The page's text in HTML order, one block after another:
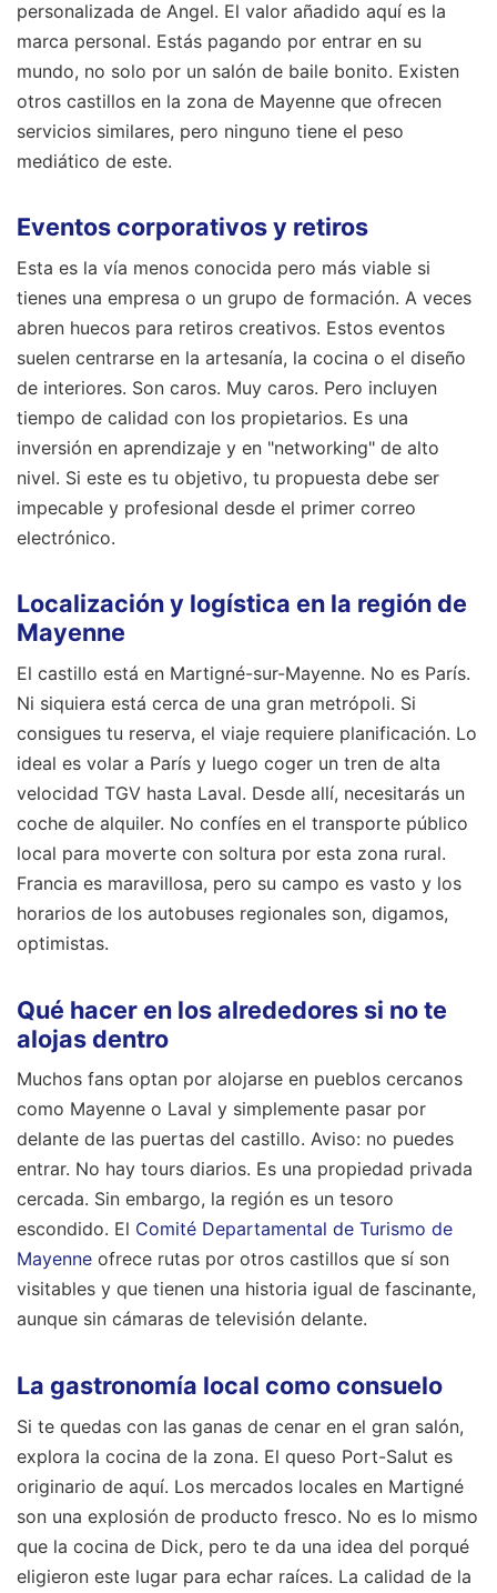
personalizada de Angel. El valor añadido aquí es la
marca personal. Estás pagando por entrar en su
mundo, no solo por un salón de baile bonito. Existen
otros castillos en la zona de Mayenne que ofrecen
servicios similares, pero ninguno tiene el peso
mediático de este.
Eventos corporativos y retiros
Esta es la vía menos conocida pero más viable si
tienes una empresa o un grupo de formación. A veces
abren huecos para retiros creativos. Estos eventos
suelen centrarse en la artesanía, la cocina o el diseño
de interiores. Son caros. Muy caros. Pero incluyen
tiempo de calidad con los propietarios. Es una
inversión en aprendizaje y en "networking" de alto
nivel. Si este es tu objetivo, tu propuesta debe ser
impecable y profesional desde el primer correo
electrónico.
Localización y logística en la región de
Mayenne
El castillo está en Martigné-sur-Mayenne. No es París.
Ni siquiera está cerca de una gran metrópoli. Si
consigues tu reserva, el viaje requiere planificación. Lo
ideal es volar a París y luego coger un tren de alta
velocidad TGV hasta Laval. Desde allí, necesitarás un
coche de alquiler. No confíes en el transporte público
local para moverte con soltura por esta zona rural.
Francia es maravillosa, pero su campo es vasto y los
horarios de los autobuses regionales son, digamos,
optimistas.
Qué hacer en los alrededores si no te
alojas dentro
Muchos fans optan por alojarse en pueblos cercanos
como Mayenne o Laval y simplemente pasar por
delante de las puertas del castillo. Aviso: no puedes
entrar. No hay tours diarios. Es una propiedad privada
cercada. Sin embargo, la región es un tesoro
escondido. El Comité Departamental de Turismo de
Mayenne ofrece rutas por otros castillos que sí son
visitables y que tienen una historia igual de fascinante,
aunque sin cámaras de televisión delante.
La gastronomía local como consuelo
Si te quedas con las ganas de cenar en el gran salón,
explora la cocina de la zona. El queso Port-Salut es
originario de aquí. Los mercados locales en Martigné
son una explosión de producto fresco. No es lo mismo
que la cocina de Dick, pero te da una idea del porqué
eligieron este lugar para echar raíces. La calidad de la